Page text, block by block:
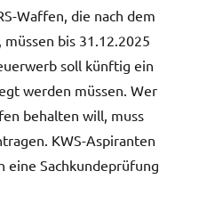
Waffen, die nach dem
bis 31.12.2025
soll künftig ein
werden müssen. Wer
behalten will, muss
KWS-Aspiranten
eine Sachkundeprüfung